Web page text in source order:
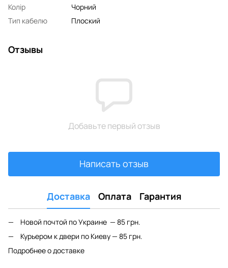
Колір
Чорний
Тип кабелю
Плоский
Отзывы
Добавьте первый отзыв
Написать отзыв
Доставка Оплата Гарантия
Новой почтой по Украине — 85 грн.
Курьером к двери по Киеву — 85 грн.
Подробнее о доставке